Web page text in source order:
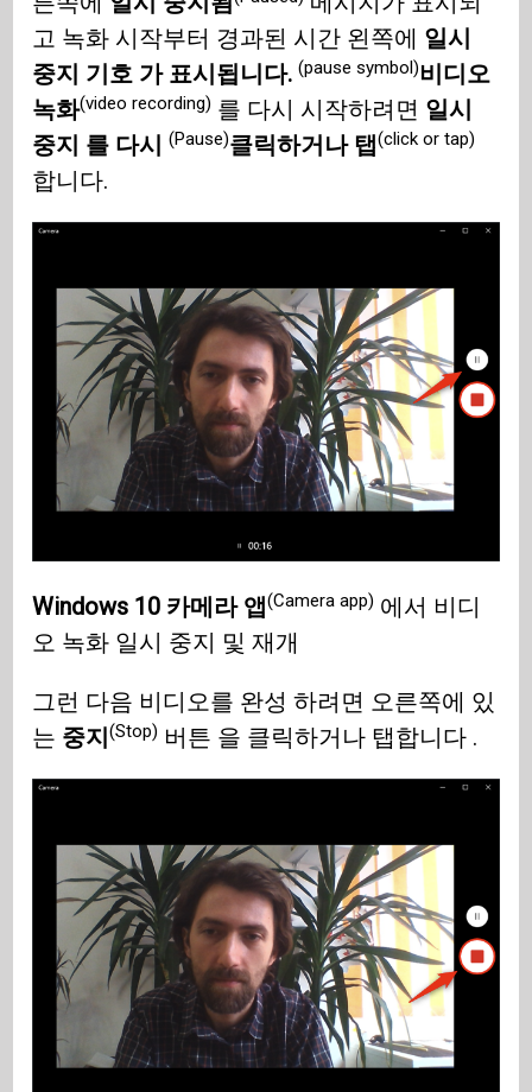
고 녹화 시작부터 경과된 시간 왼쪽에 일시
중지 기호 가 표시됩니다.(pause symbol)비디오
녹화(video recording) 를 다시 시작하려면 일시
중지 를 다시(Pause)클릭하거나 탭(click or tap)
합니다.
Windows 10 카메라 앱(Camera app) 에서 비디
오 녹화 일시 중지 및 재개
그런 다음 비디오를 완성 하려면 오른쪽에 있
는 중지(Stop) 버튼 을 클릭하거나 탭합니다 .